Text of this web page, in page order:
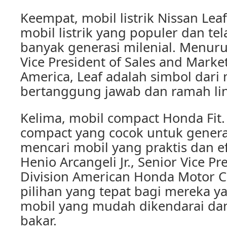
Keempat, mobil listrik Nissan
mobil listrik yang populer dan
banyak generasi milenial.
Vice President of Sales and
America, Leaf adalah simbol dari
bertanggung jawab dan ramah
Kelima, mobil compact Honda
compact yang cocok untuk
mencari mobil yang praktis dan
Henio Arcangeli Jr., Senior Vice
Division American Honda Motor
pilihan yang tepat bagi mereka
mobil yang mudah dikendarai
bakar.